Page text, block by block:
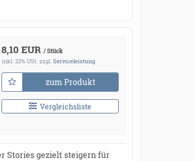
8,10 EUR / Stück
inkl. 22% USt. zzgl. Serviceleistung
zum Produkt
Vergleichsliste
Stories gezielt steigern für